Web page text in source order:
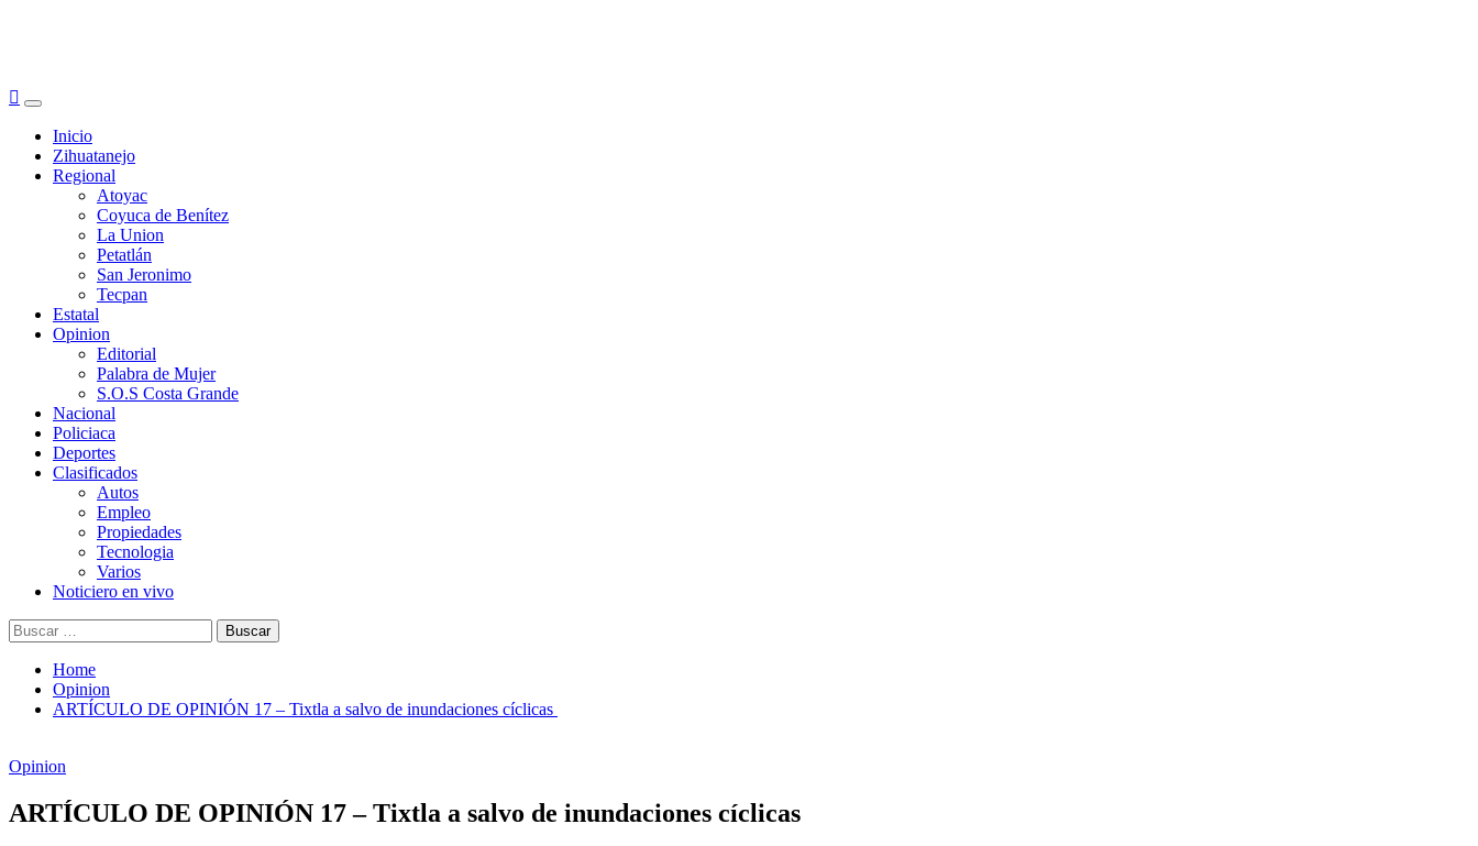
Primary
MenuInicio
Zihuatanejo
Regional
Atoyac
Coyuca de Benítez
La Union
Petatlán
San Jeronimo
Tecpan
Estatal
Opinion
Editorial
Palabra de Mujer
S.O.S Costa Grande
Nacional
Policiaca
Deportes
Clasificados
Autos
Empleo
Propiedades
Tecnologia
Varios
Noticiero en vivo
Buscar:
Home
Opinion
ARTÍCULO DE OPINIÓN 17 – Tixtla a salvo de inundaciones cíclicas
Opinion
ARTÍCULO DE OPINIÓN 17 – Tixtla a salvo de inundaciones cíclicas